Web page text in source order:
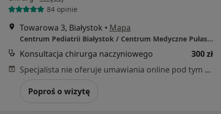
84 opinie
Towarowa 3, Białystok • Mapa
Centrum Pediatrii Białystok / Centrum Medyczne Pułaskiego
Konsultacja chirurga naczyniowego
300 zł
Specjalista nie oferuje umawiania online pod tym adresem.
Poproś o wizytę